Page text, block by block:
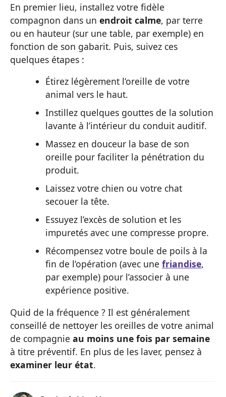
En premier lieu, installez votre fidèle
compagnon dans un endroit calme, par terre
ou en hauteur (sur une table, par exemple) en
fonction de son gabarit. Puis, suivez ces
quelques étapes :
Étirez légèrement l’oreille de votre
animal vers le haut.
Instillez quelques gouttes de la solution
lavante à l’intérieur du conduit auditif.
Massez en douceur la base de son
oreille pour faciliter la pénétration du
produit.
Laissez votre chien ou votre chat
secouer la tête.
Essuyez l’excès de solution et les
impuretés avec une compresse propre.
Récompensez votre boule de poils à la
fin de l’opération (avec une friandise,
par exemple) pour l’associer à une
expérience positive.
Quid de la fréquence ? Il est généralement
conseillé de nettoyer les oreilles de votre animal
de compagnie au moins une fois par semaine
à titre préventif. En plus de les laver, pensez à
examiner leur état.